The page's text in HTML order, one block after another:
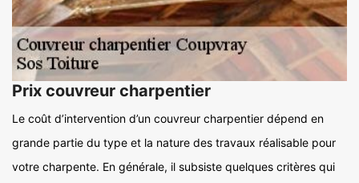
Prix couvreur charpentier
Le coût d’intervention d’un couvreur charpentier dépend en
grande partie du type et la nature des travaux réalisable pour
votre charpente. En générale, il subsiste quelques critères qui